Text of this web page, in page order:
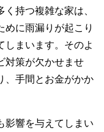
持つ複雑な家は、
めに雨漏りが起こり
しまいます。そのよ
対策が欠かせませ
、手間とお金がかか
影響を与えてしまい